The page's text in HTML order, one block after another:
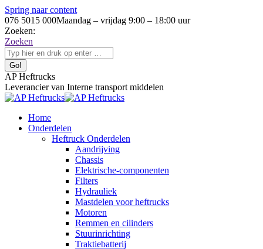
Spring naar content
076 5015 000Maandag – vrijdag 9:00 – 18:00 uur
Zoeken:
Zoeken
AP Heftrucks
Leverancier van Interne transport middelen
Home
Onderdelen
Heftruck Onderdelen
Aandrijving
Chassis
Elektrische-componenten
Filters
Hydrauliek
Mastdelen voor heftrucks
Motoren
Remmen en cilinders
Stuurinrichting
Traktiebatterij